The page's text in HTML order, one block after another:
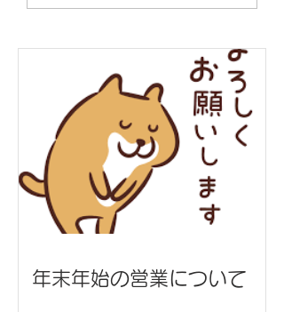
本工業 様
年末年始の営業について